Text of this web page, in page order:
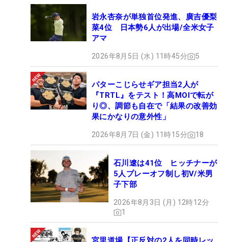
岩永杏奈が単独首位発進、廣吉優梨
菜4位 日本勢6人が出場/全米女子
アマ
2026年8月5日 (水) 11時45分 5
パターこじらせギア担当2人が
『TRTL』をテスト！高MOIで転が
り◎、調節も自在で「結果の改善効
果にかなりの意外性」
2026年8月7日 (金) 11時15分 18
石川遼は41位 ヒッチナーが
5人プレーオフ制し初V/米男
子下部
2026年8月3日 (月) 12時12分
1